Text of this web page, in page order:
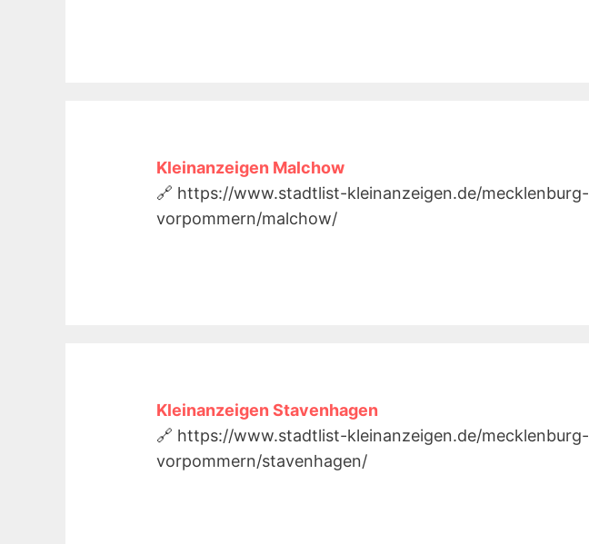
Kleinanzeigen Malchow
🔗 https://www.stadtlist-kleinanzeigen.de/mecklenburg-
vorpommern/malchow/
Kleinanzeigen Stavenhagen
🔗 https://www.stadtlist-kleinanzeigen.de/mecklenburg-
vorpommern/stavenhagen/